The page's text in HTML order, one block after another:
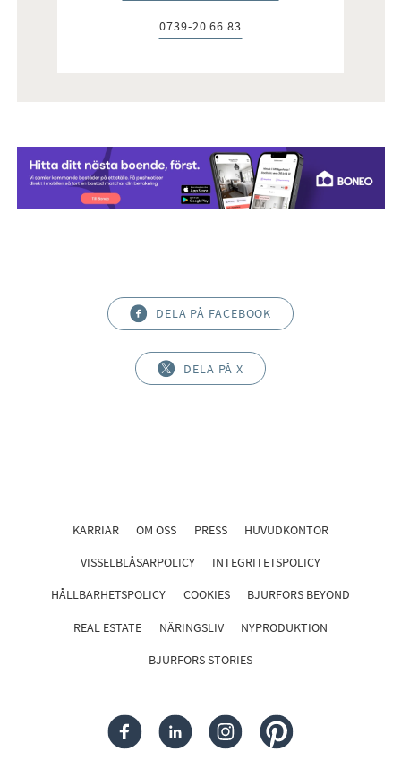
Telefon:
0739-20 66 83
DELA PÅ FACEBOOK
DELA PÅ X
KARRIÄR OM OSS PRESS HUVUDKONTOR
VISSELBLÅSARPOLICY INTEGRITETSPOLICY
HÅLLBARHETSPOLICY COOKIES BJURFORS BEYOND
REAL ESTATE NÄRINGSLIV NYPRODUKTION
BJURFORS STORIES